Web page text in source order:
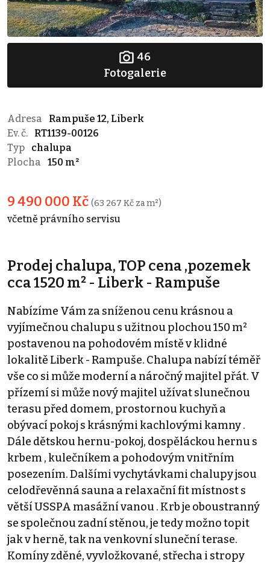
46
Fotogalerie
Adresa
Rampuše 12, Liberk
Ev. č.
RT1139-00126
Typ
chalupa
Plocha
150 m²
9 490 000 Kč (63 267 Kč za m²)
včetně právního servisu
Prodej chalupa, TOP cena ,pozemek
cca 1520 m² - Liberk - Rampuše
Nabízíme Vám za sníženou cenu krásnou a
vyjímečnou chalupu s užitnou plochou 150 m²
postavenou na pohodovém místě v klidné
lokalitě Liberk - Rampuše. Chalupa nabízí téměř
vše co si může moderní a náročný majitel přát. V
přízemí si může nový majitel užívat slunečnou
terasu před domem, prostornou kuchyň a
obývací pokoj s krásnými kachlovými kamny .
Dále dětskou hernu-pokoj, dospěláckou hernu s
krbem , kulečníkem a pohodovým vnitřním
posezením. Dalšími vychytávkami chalupy jsou
celodřevěnná sauna a relaxační fit místnost s
větší USSPA masážní vanou . Krb je oboustranný
se společnou zadní stěnou, je tedy možno topit
jak v herně, tak na venkovní sluneční terase.
Komíny zděné, vyvložkované, střecha i stropy